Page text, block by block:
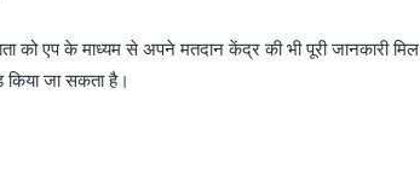
एप के माध्यम से अपने मतदान केंद्र की भी पूरी जानकारी मिल
किया जा सकता है।